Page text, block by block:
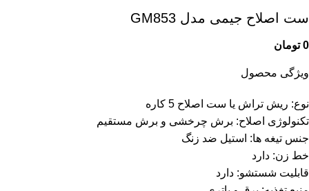
ست اصلاح جیمی مدل GM853
0 تومان
ویژگی محصول
نوع: ریش تر ش یا ست اصلاح 5 کاره
تکنولوژی اصلاح: برش چرخشی و برش مستقیم
جنس تیغه ها: استیل ضد زنگ
خط زن: دارد
قابلیت شستشو: دارد